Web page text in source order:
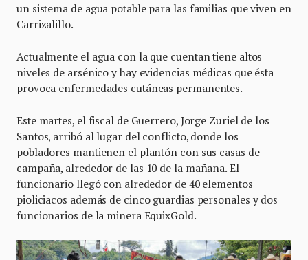
un sistema de agua potable para las familias que viven en
Carrizalillo.
Actualmente el agua con la que cuentan tiene altos
niveles de arsénico y hay evidencias médicas que ésta
provoca enfermedades cutáneas permanentes.
Este martes, el fiscal de Guerrero, Jorge Zuriel de los
Santos, arribó al lugar del conflicto, donde los
pobladores mantienen el plantón con sus casas de
campaña, alrededor de las 10 de la mañana. El
funcionario llegó con alrededor de 40 elementos
pioliciacos además de cinco guardias personales y dos
funcionarios de la minera EquixGold.